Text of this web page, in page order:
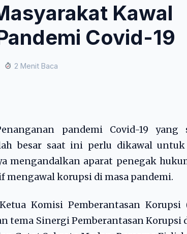
Kawal
Covid-19
2 Menit Baca
pandemi Covid-19 yang
besar saat ini perlu dikawal
aparat penegak
mengawal korupsi di masa pandemi.
Komisi Pemberantasan
tema Sinergi Pemberantasan Korupsi